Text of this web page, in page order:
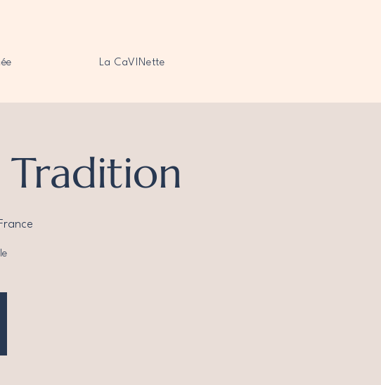
La CaVINette